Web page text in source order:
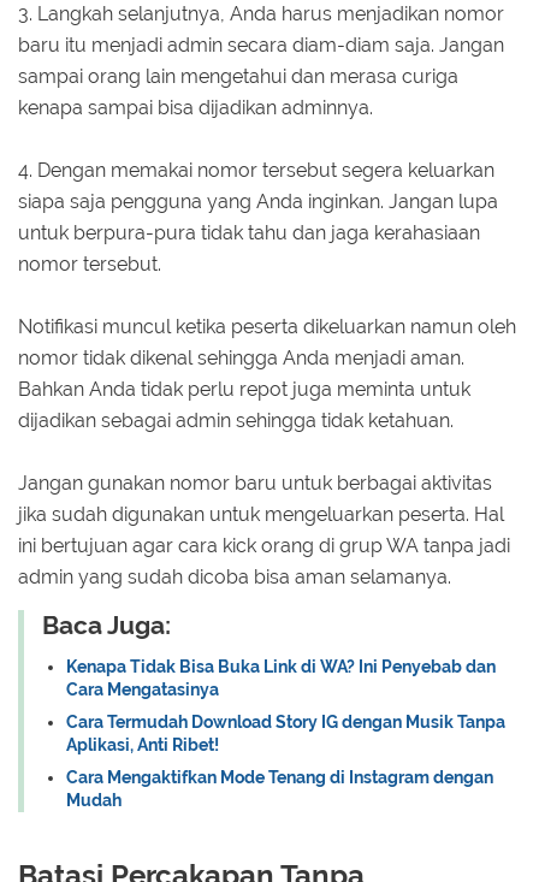
3. Langkah selanjutnya, Anda harus menjadikan nomor
baru itu menjadi admin secara diam-diam saja. Jangan
sampai orang lain mengetahui dan merasa curiga
kenapa sampai bisa dijadikan adminnya.
4. Dengan memakai nomor tersebut segera keluarkan
siapa saja pengguna yang Anda inginkan. Jangan lupa
untuk berpura-pura tidak tahu dan jaga kerahasiaan
nomor tersebut.
Notifikasi muncul ketika peserta dikeluarkan namun oleh
nomor tidak dikenal sehingga Anda menjadi aman.
Bahkan Anda tidak perlu repot juga meminta untuk
dijadikan sebagai admin sehingga tidak ketahuan.
Jangan gunakan nomor baru untuk berbagai aktivitas
jika sudah digunakan untuk mengeluarkan peserta. Hal
ini bertujuan agar cara kick orang di grup WA tanpa jadi
admin yang sudah dicoba bisa aman selamanya.
Baca Juga:
Kenapa Tidak Bisa Buka Link di WA? Ini Penyebab dan
Cara Mengatasinya
Cara Termudah Download Story IG dengan Musik Tanpa
Aplikasi, Anti Ribet!
Cara Mengaktifkan Mode Tenang di Instagram dengan
Mudah